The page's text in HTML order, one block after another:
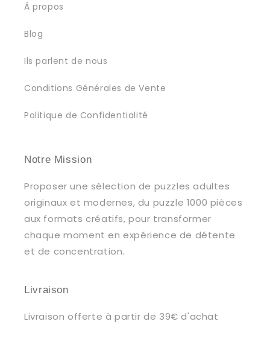
À propos
Blog
Ils parlent de nous
Conditions Générales de Vente
Politique de Confidentialité
Notre Mission
Proposer une sélection de puzzles adultes
originaux et modernes, du puzzle 1000 pièces
aux formats créatifs, pour transformer
chaque moment en expérience de détente
et de concentration.
Livraison
Livraison offerte à partir de 39€ d'achat